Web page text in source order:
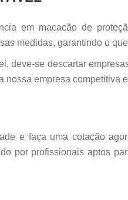
em macacão de
medidas, garantindo o
deve-se descartar
empresa competitiva
e faça uma cotação
por profissionais aptos